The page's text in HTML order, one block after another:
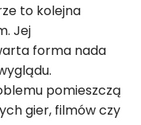
to kolejna
Jej
forma nada
pomieszczą
gier, filmów czy